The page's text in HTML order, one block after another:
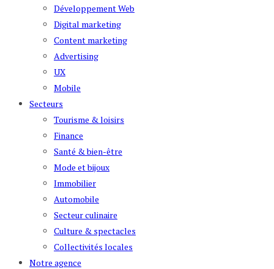
Développement Web
Digital marketing
Content marketing
Advertising
UX
Mobile
Secteurs
Tourisme & loisirs
Finance
Santé & bien-être
Mode et bijoux
Immobilier
Automobile
Secteur culinaire
Culture & spectacles
Collectivités locales
Notre agence